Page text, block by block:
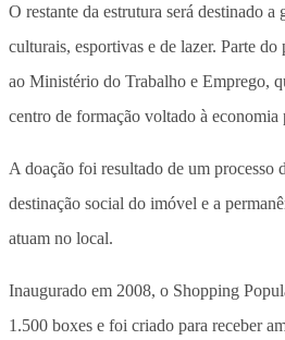
O restante da estrutura será destinado a
culturais, esportivas e de lazer. Parte do
ao Ministério do Trabalho e Emprego,
centro de formação voltado à economia
A doação foi resultado de um processo
destinação social do imóvel e a
atuam no local.
Inaugurado em 2008, o Shopping
1.500 boxes e foi criado para receber